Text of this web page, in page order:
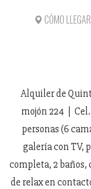
CÓMO LLEGAR
Alquiler de
mojón 224 |
personas (6
galería con TV,
completa, 2
de relax en